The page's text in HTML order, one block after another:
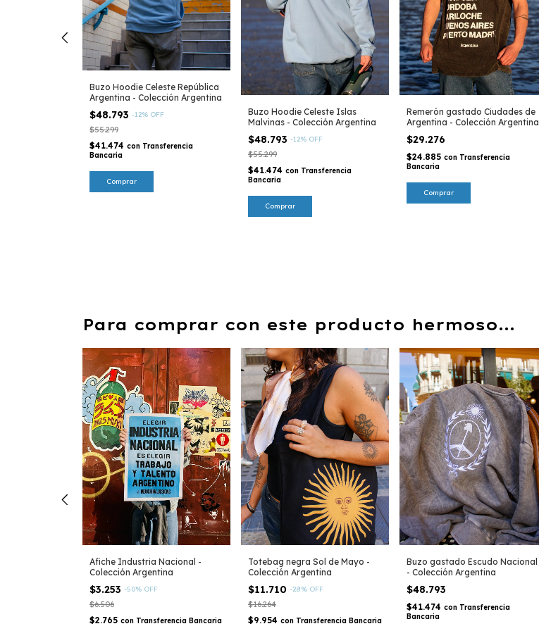
Buzo Hoodie Celeste República
Argentina - Colección Argentina
$48.793 -12% OFF
$55.299
$41.474 con Transferencia
Bancaria
Comprar
Buzo Hoodie Celeste Islas
Malvinas - Colección Argentina
$48.793 -12% OFF
$55.299
$41.474 con Transferencia
Bancaria
Comprar
Remerón gastado Ciudades de
Argentina - Colección Argentina
$29.276
$24.885 con Transferencia
Bancaria
Para comprar con este producto hermoso...
Afiche Industria Nacional -
Colección Argentina
$3.253 -50% OFF
$6.506
$2.765 con Transferencia Bancaria
Totebag negra Sol de Mayo -
Colección Argentina
$11.710 -28% OFF
$16.264
$9.954 con Transferencia Bancaria
Buzo gastado Escudo Nacional
- Colección Argentina
$48.793
$41.474 con Transferencia
Bancaria